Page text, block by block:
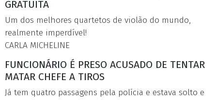
GRATUITA
Um dos melhores quartetos de violão do mundo,
realmente imperdível!
CARLA MICHELINE
FUNCIONÁRIO É PRESO ACUSADO DE TENTAR
MATAR CHEFE A TIROS
Já tem quatro passagens pela polícia e estava solto e